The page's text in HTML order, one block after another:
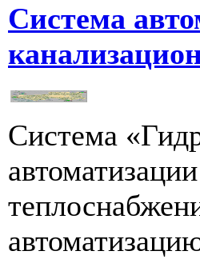
Система
Система